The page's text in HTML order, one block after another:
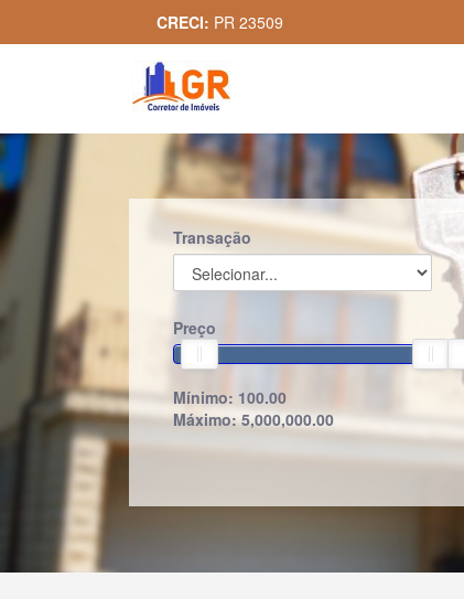
CRECI: PR 23509
Transação
Preço
Mínimo: 100.00
Máximo:5,000,000.00